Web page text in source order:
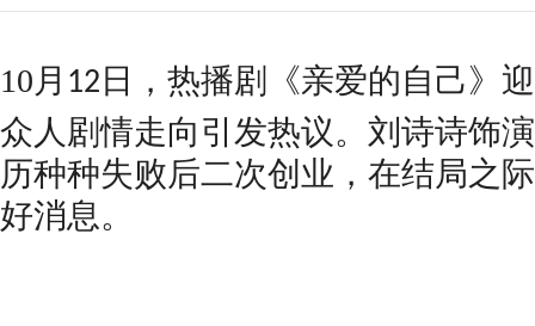
10月 12 日，热播剧《亲爱的自己》
众人剧情走向引发热议。刘诗诗饰
历种种失败后二次创业，在结局之
好消息。